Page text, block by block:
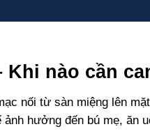
nào cần
nối từ sàn miệng lên
hưởng đến bú mẹ, ăn